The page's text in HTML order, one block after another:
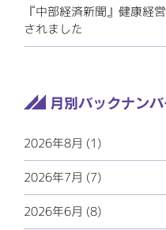
『中部経済新聞』健康経
されました
2026年8月 (1)
2026年7月 (7)
2026年6月 (8)